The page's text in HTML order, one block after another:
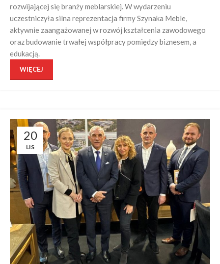
rozwijającej się branży meblarskiej. W wydarzeniu
uczestniczyła silna reprezentacja firmy Szynaka Meble,
aktywnie zaangażowanej w rozwój kształcenia zawodowego
oraz budowanie trwałej współpracy pomiędzy biznesem, a
edukacją.
WIĘCEJ
20
LIS